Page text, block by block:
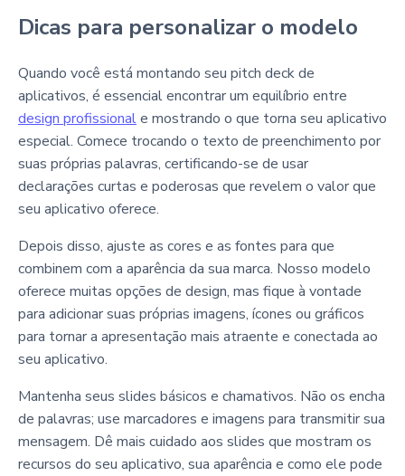
Dicas para personalizar o modelo
Quando você está montando seu pitch deck de
aplicativos, é essencial encontrar um equilíbrio entre
design profissionale mostrando o que torna seu aplicativo
especial. Comece trocando o texto de preenchimento por
suas próprias palavras, certificando-se de usar
declarações curtas e poderosas que revelem o valor que
seu aplicativo oferece.
Depois disso, ajuste as cores e as fontes para que
combinem com a aparência da sua marca. Nosso modelo
oferece muitas opções de design, mas fique à vontade
para adicionar suas próprias imagens, ícones ou gráficos
para tornar a apresentação mais atraente e conectada ao
seu aplicativo.
Mantenha seus slides básicos e chamativos. Não os encha
de palavras; use marcadores e imagens para transmitir sua
mensagem. Dê mais cuidado aos slides que mostram os
recursos do seu aplicativo, sua aparência e como ele pode